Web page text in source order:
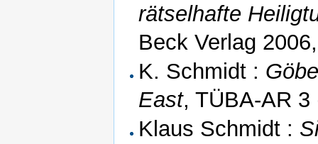
rätselhafte
Beck Verlag
K. Schmidt :
East, TÜBA-AR 3
Klaus Schmidt :